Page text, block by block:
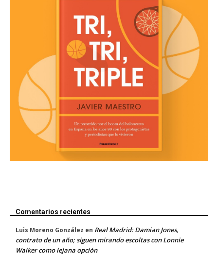
Comentarios recientes
Luis Moreno González en Real Madrid: Damian Jones,
contrato de un año; siguen mirando escoltas con Lonnie
Walker como lejana opción